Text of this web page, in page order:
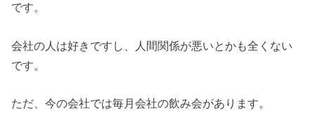
です。
会社の人は好きですし、人間関係が悪いとかも全くない
です。
ただ、今の会社では毎月会社の飲み会があります。